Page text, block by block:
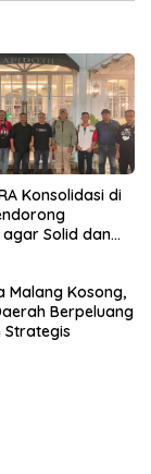
Konsolidasi di
Solid dan
Malang Kosong,
Berpeluang
Strategis